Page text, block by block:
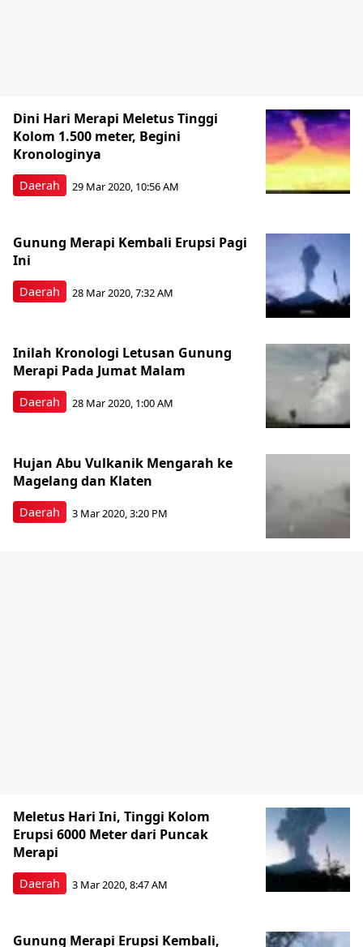
Daerah
Dini Hari Merapi Meletus Tinggi
Kolom 1.500 meter, Begini
Kronologinya
29 Mar 2020, 10:56 AM
Daerah
Gunung Merapi Kembali Erupsi Pagi
Ini
28 Mar 2020, 7:32 AM
Daerah
Inilah Kronologi Letusan Gunung
Merapi Pada Jumat Malam
28 Mar 2020, 1:00 AM
Daerah
Hujan Abu Vulkanik Mengarah ke
Magelang dan Klaten
3 Mar 2020, 3:20 PM
Daerah
Meletus Hari Ini, Tinggi Kolom
Erupsi 6000 Meter dari Puncak
Merapi
3 Mar 2020, 8:47 AM
Gunung Merapi Erupsi Kembali,